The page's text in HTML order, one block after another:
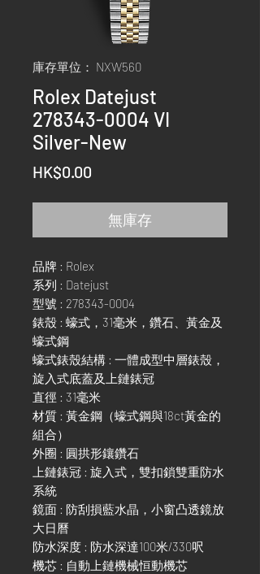
庫存單位： NXW560
Rolex Datejust
278343-0004 VI
Silver-New
HK$0.00
無庫存
品牌 : Rolex
系列 : Datejust
型號 : 278343-0004
錶殼 : 蠔式，31毫米，鑽石、黃金及
蠔式鋼
蠔式錶殼結構 : 一體成型中層錶殼，
旋入式底蓋及上鏈錶冠
直徑 : 31毫米
材質 : 黃金鋼（蠔式鋼與18ct黃金的
組合）
外圈 : 圓拱形鑲鑽石
上鏈錶冠 : 旋入式，雙扣鎖雙重防水
系統
鏡面 : 防刮損藍水晶，小窗凸透鏡放
大日曆
防水深度 : 防水深達100米/330呎
機芯 : 自動上鏈機械恒動機芯